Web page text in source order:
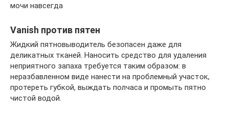
мочи навсегда
Vanish против пятен
Жидкий пятновыводитель безопасен даже для
деликатных тканей. Наносить средство для удаления
неприятного запаха требуется таким образом: в
неразбавленном виде нанести на проблемный участок,
протереть губкой, выждать полчаса и промыть пятно
чистой водой.